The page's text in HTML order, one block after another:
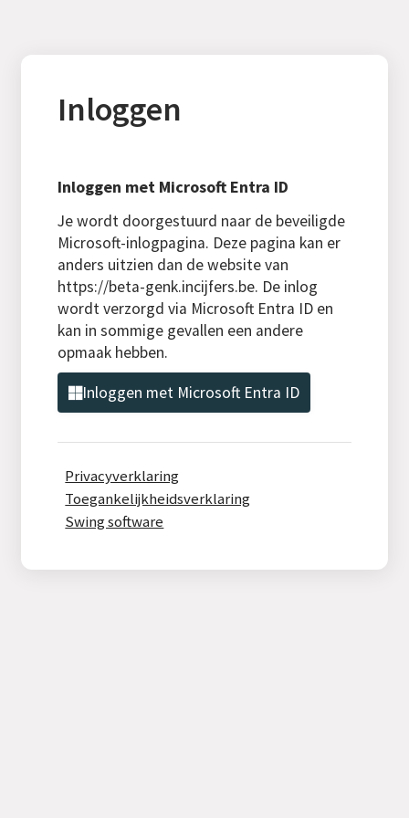
Inloggen
Inloggen met Microsoft Entra ID
Je wordt doorgestuurd naar de beveiligde
Microsoft-inlogpagina. Deze pagina kan er
anders uitzien dan de website van
https://beta-genk.incijfers.be. De inlog
wordt verzorgd via Microsoft Entra ID en
kan in sommige gevallen een andere
opmaak hebben.
Inloggen met Microsoft Entra ID
Privacyverklaring
Toegankelijkheidsverklaring
Swing software